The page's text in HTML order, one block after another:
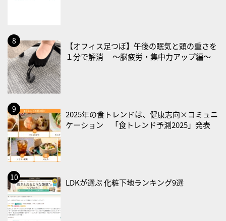
・世界アルツハイマー月間
・健康増進普及月間
・歯ヂカラ探究月間
・職場の健康診断実施強化月間
・大腸がん検診の日
・防災の日
2026/09/02(水)
・がん征圧月間
・世界アルツハイマー月間
・健康増進普及月間
・歯ヂカラ探究月間
・職場の健康診断実施強化月間
【オフィス足つぼ】午後の眠気と頭の重さを
１分で解消 〜脳疲労・集中力アップ編〜
2025年の食トレンドは、健康志向×コミュニ
ケーション 「食トレンド予測2025」発表
LDKが選ぶ 化粧下地ランキング9選